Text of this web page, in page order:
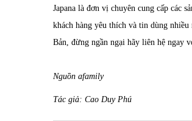
Japana là đơn vị chuyên cung cấp các
khách hàng yêu thích và tin dùng nhiều
Bản, đừng ngần ngại hãy liên hệ
Nguồn afamily
Tác giả: Cao Duy Phú